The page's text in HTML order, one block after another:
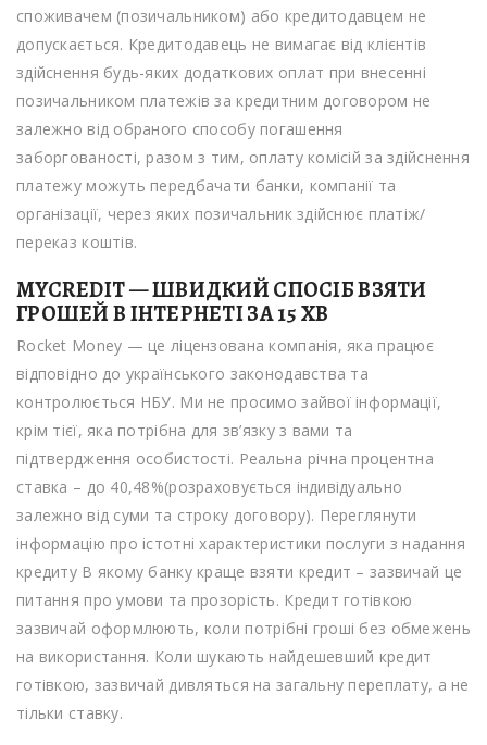
споживачем (позичальником) або кредитодавцем не
допускається. Кредитодавець не вимагає від клієнтів
здійснення будь-яких додаткових оплат при внесенні
позичальником платежів за кредитним договором не
залежно від обраного способу погашення
заборгованості, разом з тим, оплату комісій за здійснення
платежу можуть передбачати банки, компанії та
організації, через яких позичальник здійснює платіж/
переказ коштів.
MYCREDIT — ШВИДКИЙ СПОСІБ ВЗЯТИ
ГРОШЕЙ В ІНТЕРНЕТІ ЗА 15 ХВ
Rocket Money — це ліцензована компанія, яка працює
відповідно до українського законодавства та
контролюється НБУ. Ми не просимо зайвої інформації,
крім тієї, яка потрібна для зв’язку з вами та
підтвердження особистості. Реальна річна процентна
ставка – до 40,48%(розраховується індивідуально
залежно від суми та строку договору). Переглянути
інформацію про істотні характеристики послуги з надання
кредиту В якому банку краще взяти кредит – зазвичай це
питання про умови та прозорість. Кредит готівкою
зазвичай оформлюють, коли потрібні гроші без обмежень
на використання. Коли шукають найдешевший кредит
готівкою, зазвичай дивляться на загальну переплату, а не
тільки ставку.